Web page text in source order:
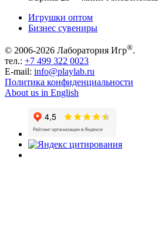
Игрушки оптом
Бизнес сувениры
© 2006-2026 Лаборатория Игр®.
тел.: +7 499 322 0023
E-mail: info@playlab.ru
Политика конфиденциальности
About us in English